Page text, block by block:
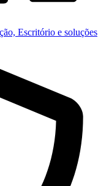
Escritório e soluções